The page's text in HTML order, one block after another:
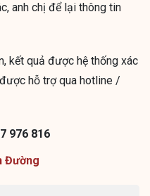
anh chị để lại thông tin
kết quả được hệ thống xác
hỗ trợ qua hotline /
976 816
Đường